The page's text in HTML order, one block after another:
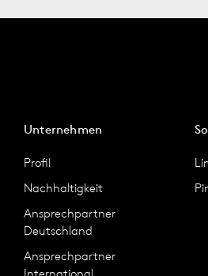
Unternehmen
Profil
Nachhaltigkeit
Ansprechpartner
Deutschland
Ansprechpartner